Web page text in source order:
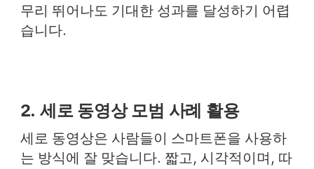
무리 뛰어나도 기대한 성과를 달성하기 어렵
습니다.
2. 세로 동영상 모범 사례 활용
세로 동영상은 사람들이 스마트폰을 사용하
는 방식에 잘 맞습니다. 짧고, 시각적이며, 따